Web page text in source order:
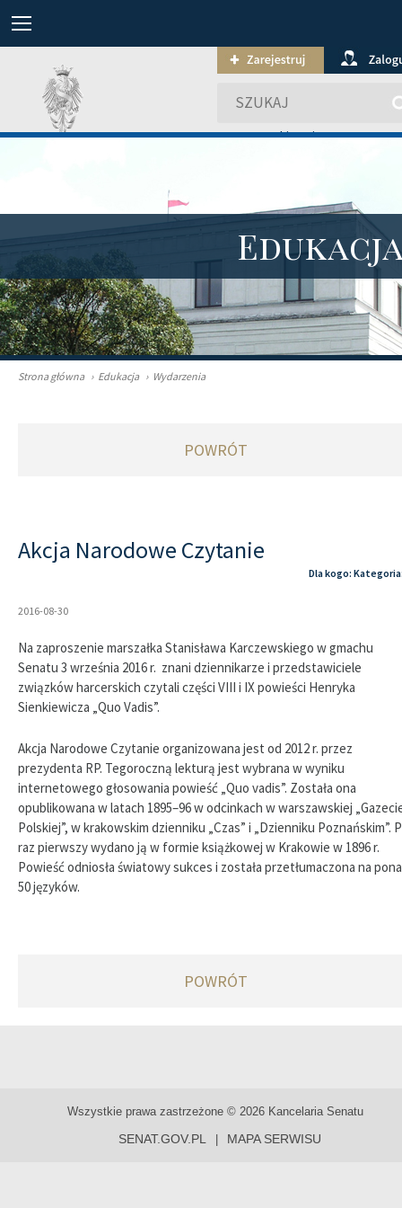
wyszukiwanie
Strona główna › Edukacja › Wydarzenia
POWRÓT
Akcja Narodowe Czytanie
Dla kogo:
2016-08-30
Na zaproszenie marszałka Stanisława Karczewskiego w gmachu
Senatu 3 września 2016 r. znani dziennikarze i przedstawiciele
związków harcerskich czytali części VIII i IX powieści Henryka
Sienkiewicza „Quo Vadis”.
Akcja Narodowe Czytanie organizowana jest od 2012 r. przez
prezydenta RP. Tegoroczną lekturą jest wybrana w wyniku
internetowego głosowania powieść „Quo vadis”. Została ona
opublikowana w latach 1895–96 w odcinkach w warszawskiej
Polskiej”, w krakowskim dzienniku „Czas” i „Dzienniku Poznańskim”.
raz pierwszy wydano ją w formie książkowej w Krakowie w 1896 r.
Powieść odniosła światowy sukces i została przetłumaczona na
50 języków.
POWRÓT
Wszystkie prawa zastrzeżone © 2026 Kancelaria Senatu
SENAT.GOV.PL MAPA SERWISU